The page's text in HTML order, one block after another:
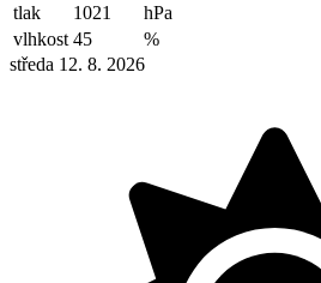
tlak
1021
hPa
vlhkost 45
%
středa 12. 8. 2026